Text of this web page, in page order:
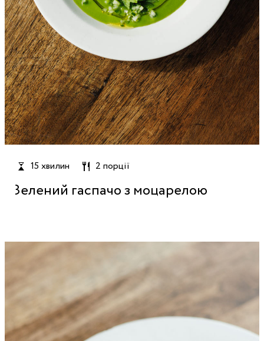
15 хвилин 2 порції
Зелений гаспачо з моцарелою